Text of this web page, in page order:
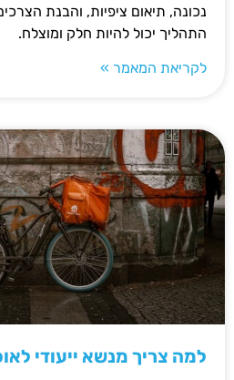
נכונה, תיאום ציפיות, והבנת
התהליך יכול להיות חלק ומוצלח.
לקריאת המאמר »
למה צריך מנשא ייעודי